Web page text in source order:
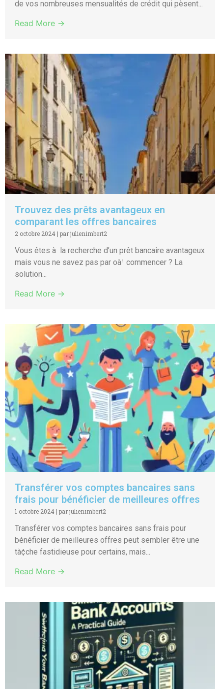
de vos nombreuses mensualités de crédit qui pèsent...
Read More →
Trouvez des prêts avantageux en
comparant les offres bancaires
2 octobre 2024 | par julienimbert2
Vous êtes à la recherche d’un prêt bancaire avantageux
mais vous ne savez pas par oà¹ commencer ? La
solution...
Read More →
Transférer vos comptes bancaires sans
frais pour bénéficier de meilleures offres
1 octobre 2024 | par julienimbert2
Transférer vos comptes bancaires sans frais pour
bénéficier de meilleures offres peut sembler être une
tà¢che fastidieuse pour certains, mais...
Read More →